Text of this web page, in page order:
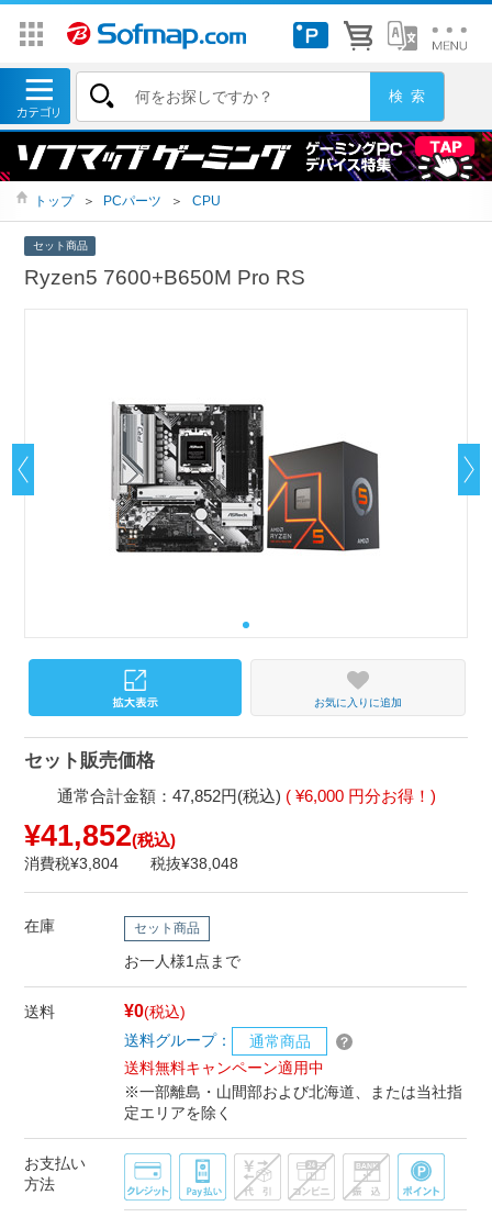
トップ ＞ PCパーツ ＞ CPU
セット商品
Ryzen5 7600+B650M Pro RS
お気に入りに追加
セット販売価格
通常合計金額：47,852円(税込) ( ¥6,000 円分お得！)
¥41,852(税込)
消費税¥3,804 税抜¥38,048
在庫 セット商品
お一人様1点まで
送料 ¥0(税込)
送料グループ：
通常商品
送料無料キャンペーン適用中
※一部離島・山間部および北海道、または当社指
定エリアを除く
お支払い
方法